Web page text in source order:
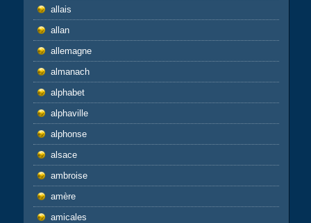
allais
allan
allemagne
almanach
alphabet
alphaville
alphonse
alsace
ambroise
amère
amicales